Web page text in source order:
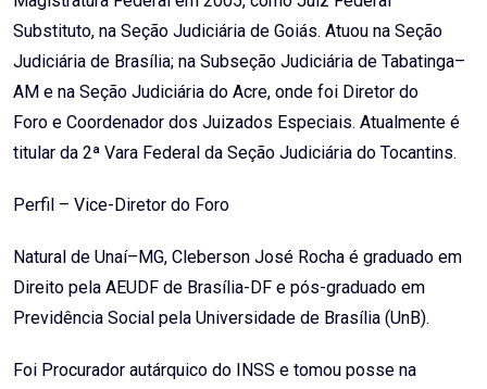
Substituto, na Seção Judiciária de Goiás. Atuou na Seção
Judiciária de Brasília; na Subseção Judiciária de Tabatinga–
AM e na Seção Judiciária do Acre, onde foi Diretor do
Foro e Coordenador dos Juizados Especiais. Atualmente é
titular da 2ª Vara Federal da Seção Judiciária do Tocantins.
Perfil – Vice-Diretor do Foro
Natural de Unaí–MG, Cleberson José Rocha é graduado em
Direito pela AEUDF de Brasília-DF e pós-graduado em
Previdência Social pela Universidade de Brasília (UnB).
Foi Procurador autárquico do INSS e tomou posse na